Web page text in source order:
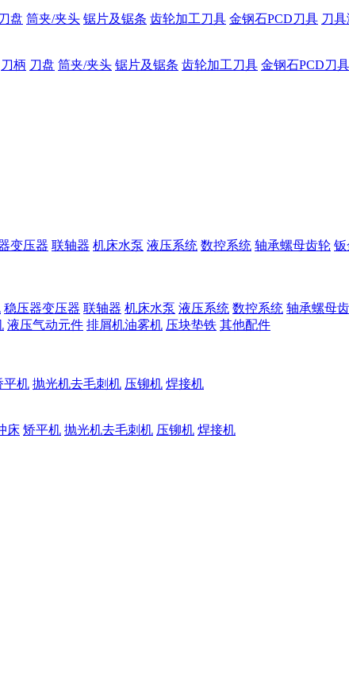
刀盘 筒夹/夹头 锯片及锯条 齿轮加工刀具 金钢石PCD刀具 刀
刀柄 刀盘 筒夹/夹头 锯片及锯条 齿轮加工刀具 金钢石PCD刀具
变压器 联轴器 机床水泵 液压系统 数控系统 轴承螺母齿轮 钣
稳压器变压器 联轴器 机床水泵 液压系统 数控系统 轴承螺母
液压气动元件 排屑机油雾机 压块垫铁 其他配件
平机 抛光机去毛刺机 压铆机 焊接机
床 矫平机 抛光机去毛刺机 压铆机 焊接机